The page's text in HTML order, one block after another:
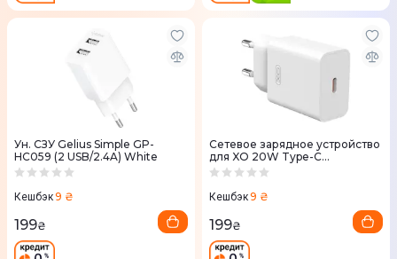
Ун. СЗУ Gelius Simple GP-
HC059 (2 USB/2.4A) White
Кешбэк9 ₴
199₴
Сетевое зарядное устройство
для XO 20W Type-C
(L126.white) белый
Кешбэк9 ₴
199₴